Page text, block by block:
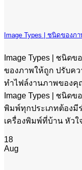
Image Types | ชนิดของภ
Image Types | ชนิด
ของภาพให้ถูก ปรับคว
ทำไฟล์งานภาพของคุ
Image Types | ชนิด
พิมพ์ทุกประเภทต้องมี
เครื่องพิมพ์ที่บ้าน หัว
18
Aug